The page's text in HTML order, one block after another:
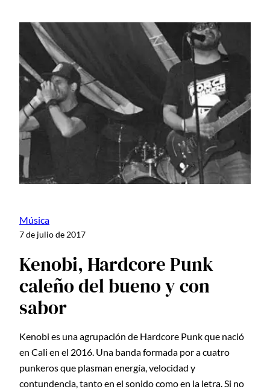
Música
7 de julio de 2017
Kenobi, Hardcore Punk
caleño del bueno y con
sabor
Kenobi es una agrupación de Hardcore Punk que nació
en Cali en el 2016. Una banda formada por a cuatro
punkeros que plasman energía, velocidad y
contundencia, tanto en el sonido como en la letra. Si no